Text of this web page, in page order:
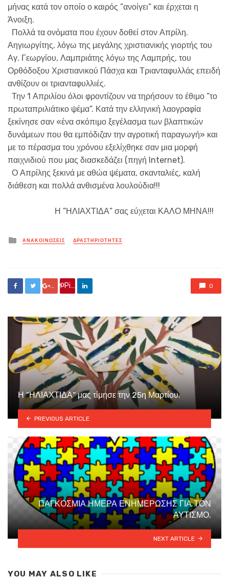
μήνας κατά τον οποίο ο καιρός ”ανοίγει” και έρχεται η
Άνοιξη.
Πολλά τα ονόματα που έχουν δοθεί στον Απρίλη.
Αηγιωργίτης, λόγω της μεγάλης χριστιανικής γιορτής του
Αγ. Γεωργίου, Λαμπριάτης λόγω της Λαμπρής, του
Ορθόδοξου Χριστιανικού Πάσχα και Τριανταφυλλάς επειδή
ανθίζουν οι τριανταφυλλιές.
Την 1 Απριλίου όλοι φροντίζουν να τηρήσουν το έθιμο ”το
πρωταπριλιάτικο ψέμα”. Κατά την ελληνική λαογραφία
ξεκίνησε σαν «ένα σκόπιμο ξεγέλασμα των βλαπτικών
δυνάμεων που θα εμπόδιζαν την αγροτική παραγωγή» και
με το πέρασμα του χρόνου εξελίχθηκε σαν μια μορφή
παιχνιδιού που μας διασκεδάζει (πηγή Internet).
Ο Απρίλης ξεκινά με αθώα ψέματα, σκανταλιές, καλή
διάθεση και πολλά ανθισμένα λουλούδια!!!
Η ”ΗΛΙΑΧΤΙΔΑ” σας εύχεται ΚΑΛΟ ΜΗΝΑ!!!
Posted
in
ΑΝΑΚΟΙΝΏΣΕΙΣ ΔΡΑΣΤΗΡΙΟΤΗΤΕΣ
Google +
Pin it 0
Η ”ΗΛΙΑΧΤΙΔΑ” μας τίμησε την 25η Μαρτίου.
PREVIOUS ARTICLE
ΠΑΓΚΟΣΜΙΑ ΗΜΕΡΑ ΕΝΗΜΕΡΩΣΗΣ ΓΙΑ ΤΟΝ
ΑΥΤΙΣΜΟ.
NEXT ARTICLE
YOU MAY ALSO LIKE